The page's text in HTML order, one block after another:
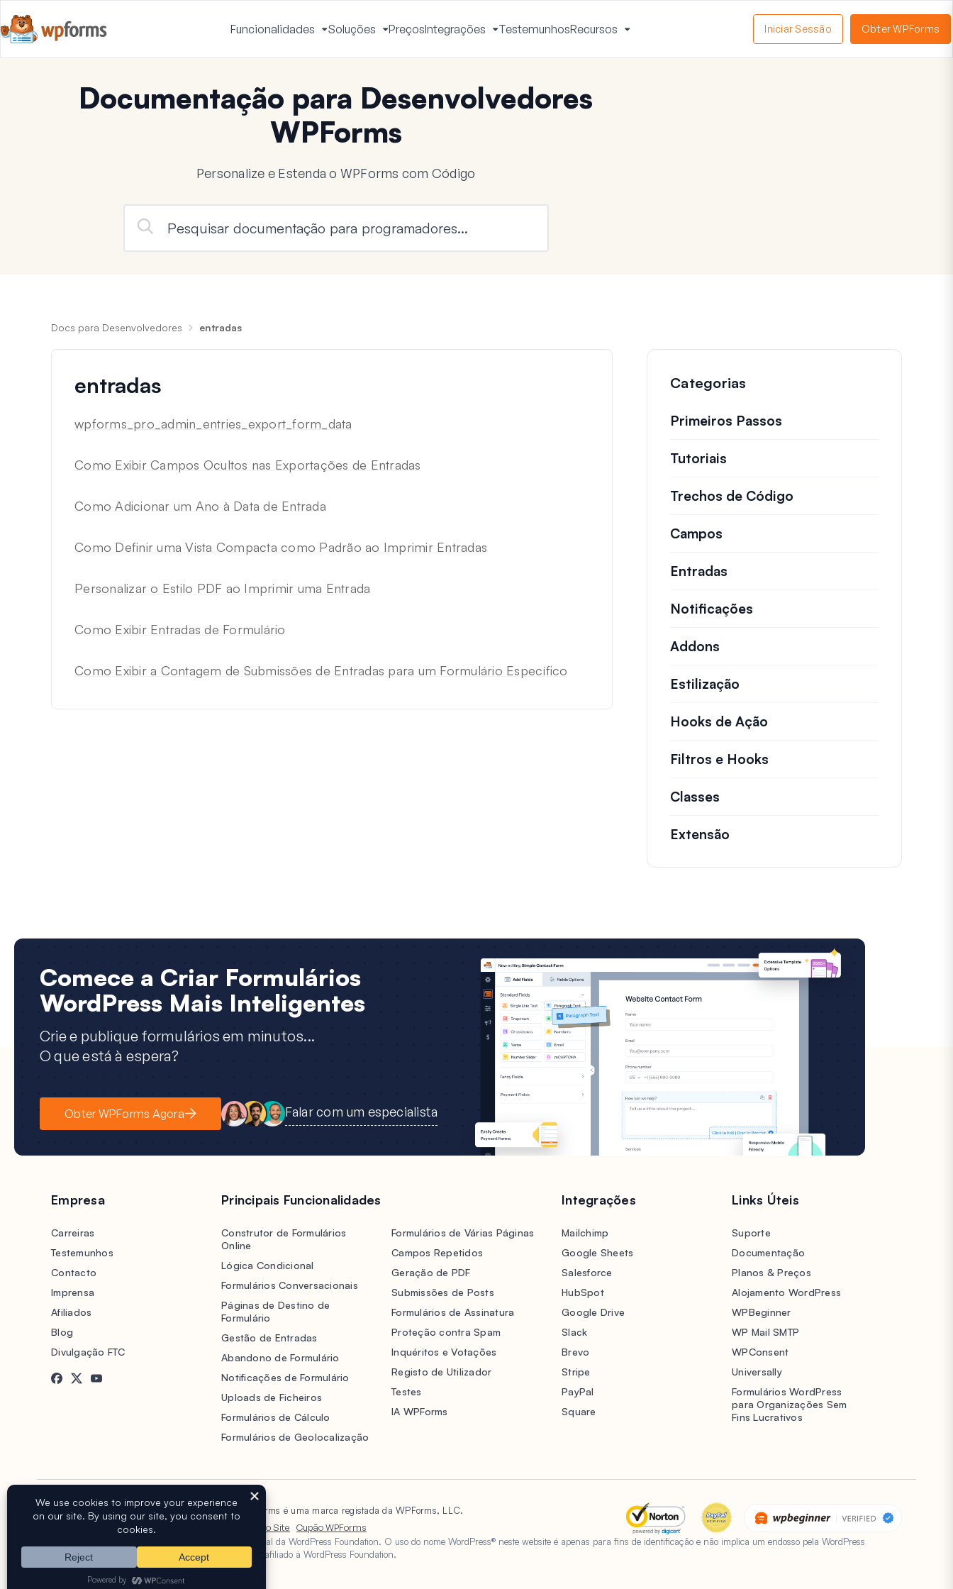
Funcionalidades
Ativar
Menu
Soluções
Ativar
Menu
PreçosIntegrações
Ativar
Menu
TestemunhosRecursos
Menu
Iniciar Sessão Obter WPForms
Documentação para Desenvolvedores
WPForms
Personalize e Estenda o WPForms com Código
Docs para Desenvolvedores entradas
entradas
wpforms_pro_admin_entries_export_form_data
Como Exibir Campos Ocultos nas Exportações de Entradas
Como Adicionar um Ano à Data de Entrada
Como Definir uma Vista Compacta como Padrão ao Imprimir Entradas
Personalizar o Estilo PDF ao Imprimir uma Entrada
Como Exibir Entradas de Formulário
Como Exibir a Contagem de Submissões de Entradas para um Formulário Específico
Categorias
Primeiros Passos
Tutoriais
Trechos de Código
Campos
Entradas
Notificações
Addons
Estilização
Hooks de Ação
Filtros e Hooks
Classes
Extensão
Comece a Criar Formulários
WordPress Mais Inteligentes
Crie e publique formulários em minutos...
O que está à espera?
Obter WPForms Agora Falar com um especialista
Empresa
Carreiras
Testemunhos
Contacto
Imprensa
Afiliados
Blog
Divulgação FTC
Principais Funcionalidades
Construtor de Formulários
Online
Lógica Condicional
Formulários Conversacionais
Páginas de Destino de
Formulário
Gestão de Entradas
Abandono de Formulário
Notificações de Formulário
Uploads de Ficheiros
Formulários de Cálculo
Formulários de Geolocalização
Formulários de Várias Páginas
Campos Repetidos
Geração de PDF
Submissões de Posts
Formulários de Assinatura
Proteção contra Spam
Inquéritos e Votações
Registo de Utilizador
Testes
IA WPForms
Integrações
Mailchimp
Google Sheets
Salesforce
HubSpot
Google Drive
Slack
Brevo
Stripe
PayPal
Square
Links Úteis
Suporte
Documentação
Planos & Preços
Alojamento WordPress
WPBeginner
WP Mail SMTP
WPConsent
Universally
Formulários WordPress
para Organizações Sem
Fins Lucrativos
Copyright © 2016-2026 WPForms, LLC.
WPForms é uma marca registada da WPForms, LLC.
Termos de Serviço
Política de Privacidade Mapa do Site
Cupão WPForms
A marca registada WordPress® é propriedade intelectual da WordPress Foundation. O uso do nome WordPress® neste website é apenas para fins de identificação e não implica um endosso pela WordPress
Foundation. WPForms não é endossado, possuído ou afiliado à WordPress Foundation.